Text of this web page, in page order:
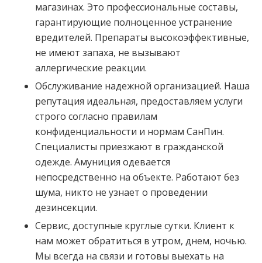
магазинах. Это профессиональные составы,
гарантирующие полноценное устранение
вредителей. Препараты высокоэффективные,
не имеют запаха, не вызывают
аллергические реакции.
Обслуживание надежной организацией. Наша
репутация идеальная, предоставляем услуги
строго согласно правилам
конфиденциальности и нормам СанПин.
Специалисты приезжают в гражданской
одежде. Амуниция одевается
непосредственно на объекте. Работают без
шума, никто не узнает о проведении
дезинсекции.
Сервис, доступные круглые сутки. Клиент к
нам может обратиться в утром, днем, ночью.
Мы всегда на связи и готовы выехать на